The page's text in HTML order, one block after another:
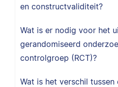
en constructvaliditeit?
Wat is er nodig voor het
gerandomiseerd
controlgroep (RCT)?
Wat is het verschil tussen